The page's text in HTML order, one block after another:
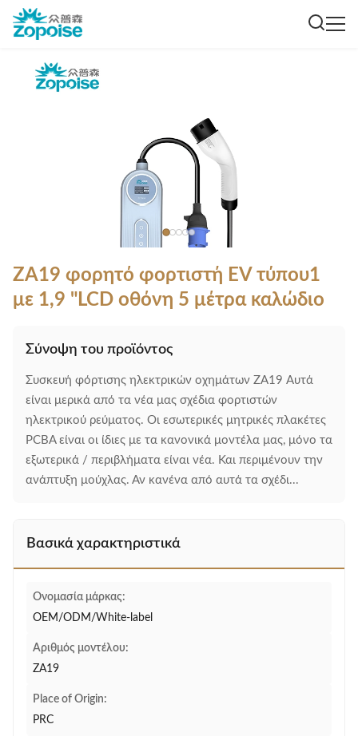
ZA19 φορητό φορτιστή EV τύπου1
με 1,9 "LCD οθόνη 5 μέτρα καλώδιο
Σύνοψη του προϊόντος
Συσκευή φόρτισης ηλεκτρικών οχημάτων ZA19 Αυτά
είναι μερικά από τα νέα μας σχέδια φορτιστών
ηλεκτρικού ρεύματος. Οι εσωτερικές μητρικές πλακέτες
PCBA είναι οι ίδιες με τα κανονικά μοντέλα μας, μόνο τα
εξωτερικά / περιβλήματα είναι νέα. Και περιμένουν την
ανάπτυξη μούχλας. Αν κανένα από αυτά τα σχέδι...
Βασικά χαρακτηριστικά
Ονομασία μάρκας:
OEM/ODM/White-label
Αριθμός μοντέλου:
ΖΑ19
Place of Origin:
PRC